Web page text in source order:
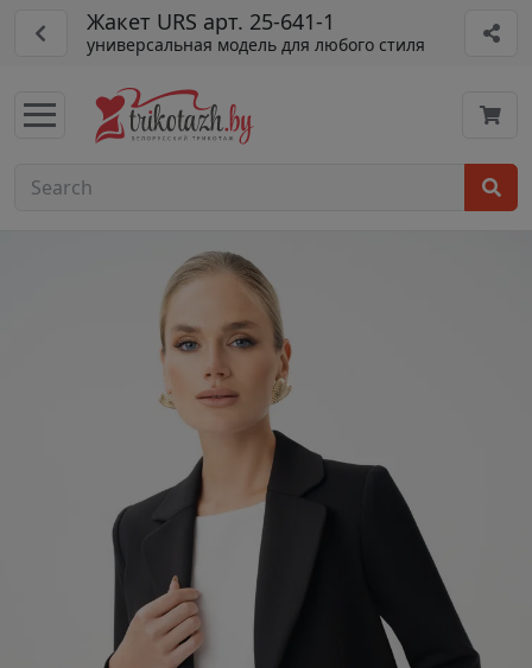
Жакет URS арт. 25-641-1
универсальная модель для любого стиля